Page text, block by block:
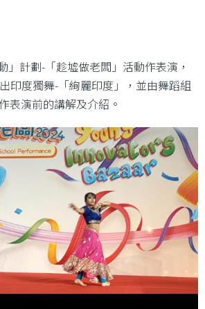
」計劃-「趁墟做老闆」活動作表演，
印度獨舞-「絢麗印度」，並由舞蹈組
表演前的講解及介紹。